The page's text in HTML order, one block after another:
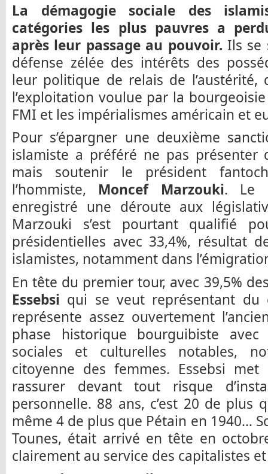
La démagogie sociale des
catégories les plus pauvres a
après leur passage au pouvoir. Ils se
défense zélée des intérêts des
leur politique de relais de l’austérité,
l’exploitation voulue par la
FMI et les impérialismes américain et
Pour s’épargner une deuxième
islamiste a préféré ne pas présenter
mais soutenir le président
l’hommiste, Moncef Marzouki. Le
enregistré une déroute aux
Marzouki s’est pourtant qualifié
présidentielles avec 33,4%, résultat
islamistes, notamment dans
En tête du premier tour, avec 39,5%
Essebsi qui se veut représentant du
représente assez ouvertement
phase historique bourguibiste avec
sociales et culturelles notables,
citoyenne des femmes. Essebsi
rassurer devant tout risque
personnelle. 88 ans, c’est 20 de plus
même 4 de plus que Pétain en 1940…
Tounes, était arrivé en tête en
clairement au service des capitalistes